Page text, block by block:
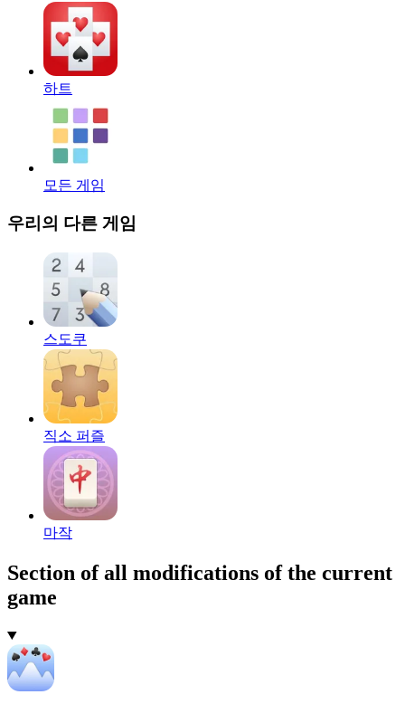
하트
모든 게임
우리의 다른 게임
스도쿠
직소 퍼즐
마작
Section of all modifications of the current
game